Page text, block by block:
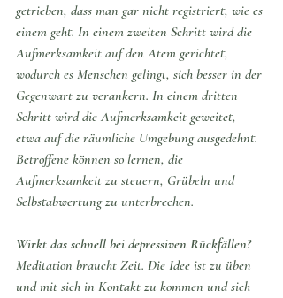
getrieben, dass man gar nicht registriert, wie es
einem geht. In einem zweiten Schritt wird die
Aufmerksamkeit auf den Atem gerichtet,
wodurch es Menschen gelingt, sich besser in der
Gegenwart zu verankern. In einem dritten
Schritt wird die Aufmerksamkeit geweitet,
etwa auf die räumliche Umgebung ausgedehnt.
Betroffene können so lernen, die
Aufmerksamkeit zu steuern, Grübeln und
Selbstabwertung zu unterbrechen.
Wirkt das schnell bei depressiven Rückfällen?
Meditation braucht Zeit. Die Idee ist zu üben
und mit sich in Kontakt zu kommen und sich